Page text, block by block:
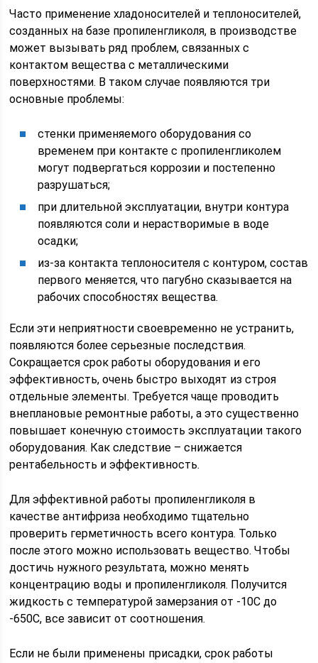
Часто применение хладоносителей и теплоносителей,
созданных на базе пропиленгликоля, в производстве
может вызывать ряд проблем, связанных с
контактом вещества с металлическими
поверхностями. В таком случае появляются три
основные проблемы:
стенки применяемого оборудования со
временем при контакте с пропиленгликолем
могут подвергаться коррозии и постепенно
разрушаться;
при длительной эксплуатации, внутри контура
появляются соли и нерастворимые в воде
осадки;
из-за контакта теплоносителя с контуром, состав
первого меняется, что пагубно сказывается на
рабочих способностях вещества.
Если эти неприятности своевременно не устранить,
появляются более серьезные последствия.
Сокращается срок работы оборудования и его
эффективность, очень быстро выходят из строя
отдельные элементы. Требуется чаще проводить
внеплановые ремонтные работы, а это существенно
повышает конечную стоимость эксплуатации такого
оборудования. Как следствие – снижается
рентабельность и эффективность.
Для эффективной работы пропиленгликоля в
качестве антифриза необходимо тщательно
проверить герметичность всего контура. Только
после этого можно использовать вещество. Чтобы
достичь нужного результата, можно менять
концентрацию воды и пропиленгликоля. Получится
жидкость с температурой замерзания от -10С до
-650С, все зависит от соотношения.
Если не были применены присадки, срок работы